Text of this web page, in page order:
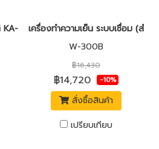
KA-TIG400 (3Phase)
เครื่องทำความเย็น ระบบเชื่อม (สำ
W-300B
฿16,430
฿14,720 -10%
สั่งซื้อสินค้า
เปรียบเทียบ